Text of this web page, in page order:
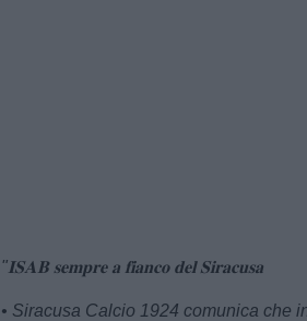
"𝐈𝐒𝐀𝐁 𝐬𝐞𝐦𝐩𝐫𝐞 𝐚 𝐟𝐢𝐚𝐧𝐜𝐨 𝐝𝐞𝐥 𝐒𝐢𝐫𝐚𝐜𝐮𝐬𝐚
• Siracusa Calcio 1924 comunica che